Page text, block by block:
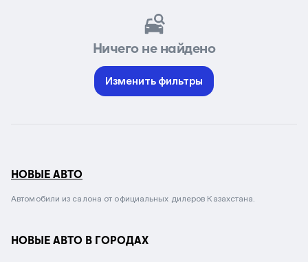
Ничего не найдено
Изменить фильтры
НОВЫЕ АВТО
Автомобили из салона от официальных дилеров Казахстана.
НОВЫЕ АВТО В ГОРОДАХ